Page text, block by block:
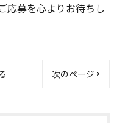
応募を心よりお待ちし
次のページ >